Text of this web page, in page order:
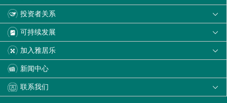
投资者关系 
可持续发展 
加入雅居乐 
新闻中心
联系我们 